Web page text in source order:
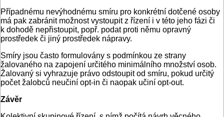
Případnému nevýhodnému smíru pro konkrétní dotčené osoby
má pak zabránit možnost vystoupit z řízení i v této jeho fázi či
k dohodě nepřistoupit, popř. podat proti němu opravný
prostředek či jiný prostředek nápravy.
Smíry jsou často formulovány s podmínkou ze strany
žalovaného na zapojení určitého minimálního množství osob.
Žalovaný si vyhrazuje právo odstoupit od smíru, pokud určitý
počet žalobců neučiní opt-in či naopak učiní opt-out.
Závěr